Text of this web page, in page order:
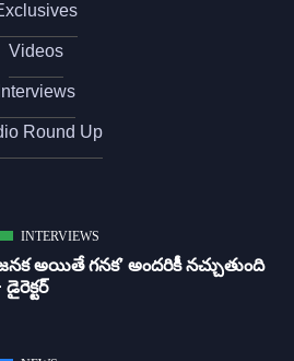
Videos
Interviews
Round Up
INTERVIEWS
అయితే గ‌న‌క‌’ అందరికీ నచ్చుతుంది
డైరెక్ట‌ర్